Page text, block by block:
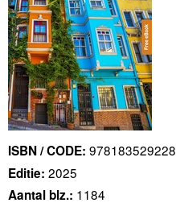
ISBN / CODE:
Editie: 2025
Aantal blz.: 1184